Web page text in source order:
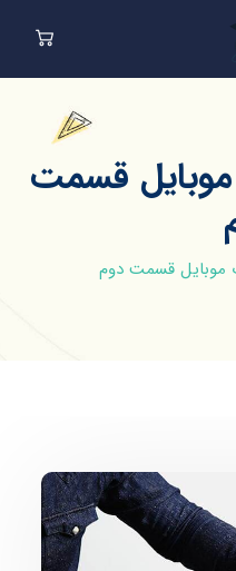
قسمت
موبایل قسمت دوم